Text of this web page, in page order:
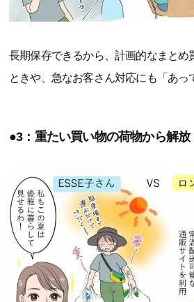
長期保存できるから、計画的なまとめ
ときや、急なお客さん対応にも「あっ
●3：重たい買い物の荷物から解放